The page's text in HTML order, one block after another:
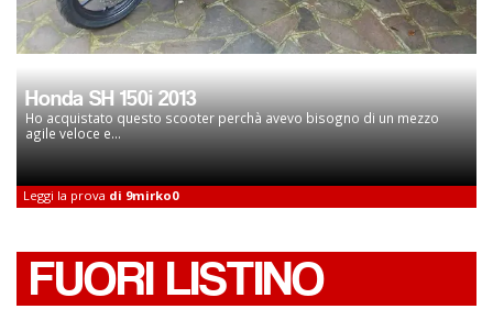
Honda SH 150i 2013
Ho acquistato questo scooter perchà avevo bisogno di un mezzo
agile veloce e...
Leggi la prova di 9mirko0
FUORI LISTINO